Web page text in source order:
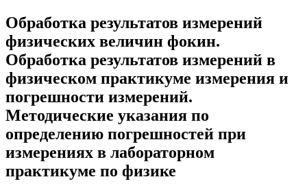
Обработка результатов измерений
физических величин фокин.
Обработка результатов измерений в
физическом практикуме измерения и
погрешности измерений.
Методические указания по
определению погрешностей при
измерениях в лабораторном
практикуме по физике